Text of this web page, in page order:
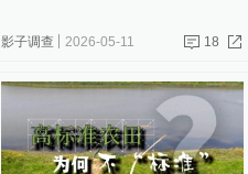
影子调查 2026-05-11 18